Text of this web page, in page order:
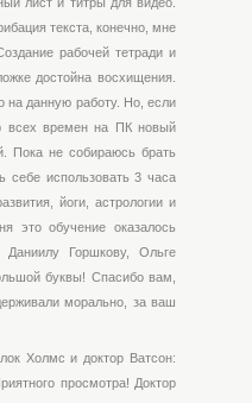
текста, конечно, мне
рабочей тетради и
достойна восхищения.
на данную работу. Но, если
всех времен на ПК новый
Пока не собираюсь брать
себе использовать 3 часа
йоги, астрологии и
это обучение оказалось
Горшкову, Ольге
буквы! Спасибо вам,
морально, за ваш
Холмс и доктор Ватсон:
просмотра! Доктор